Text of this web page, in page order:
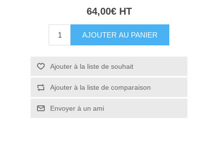
64,00€ HT
AJOUTER AU PANIER
Ajouter à la liste de souhait
Ajouter à la liste de comparaison
Envoyer à un ami